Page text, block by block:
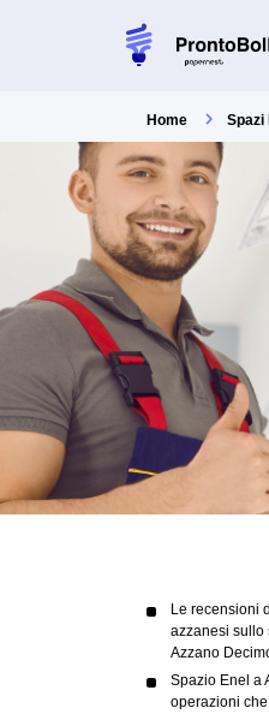
Home Spazi
Le recensioni
azzanesi sullo
Azzano
Spazio Enel a
operazioni